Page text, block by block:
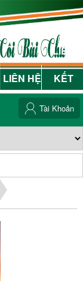
LIÊN HỆ
LIÊN
KẾT
Tài Khoản